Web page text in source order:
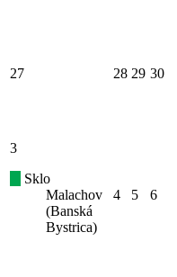
27 28 29 30
3
Sklo
Malachov
(Banská
Bystrica)
4 5 6